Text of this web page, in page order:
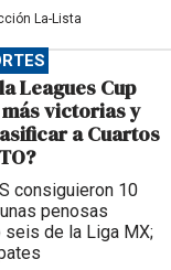
La-Lista
Leagues Cup
victorias y
a Cuartos
consiguieron 10
penosas
de la Liga MX;